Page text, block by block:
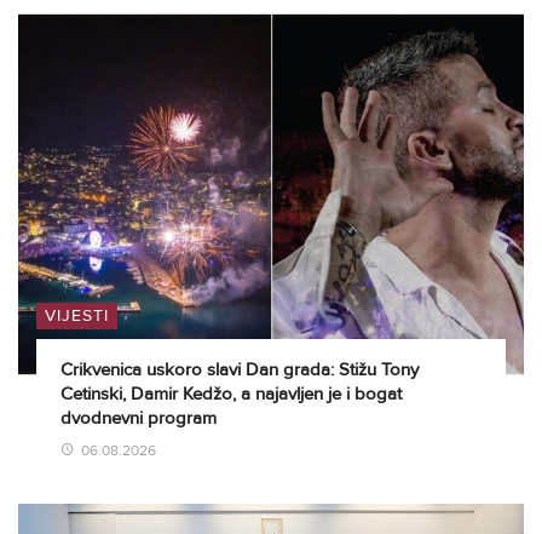
VIJESTI
Crikvenica uskoro slavi Dan grada: Stižu Tony
Cetinski, Damir Kedžo, a najavljen je i bogat
dvodnevni program
06.08.2026